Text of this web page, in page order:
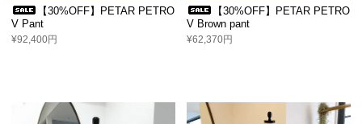
【30%OFF】PETAR PETRO
V Pant
¥92,400円
【30%OFF】PETAR PETRO
V Brown pant
¥62,370円